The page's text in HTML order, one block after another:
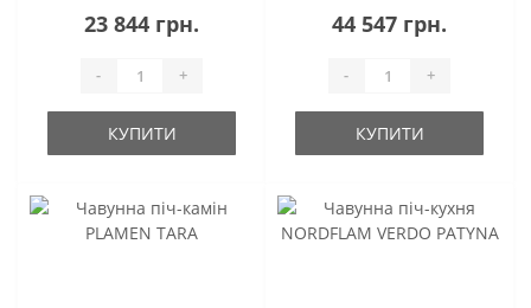
23 844 грн.
- +
КУПИТИ
44 547 грн.
- +
КУПИТИ